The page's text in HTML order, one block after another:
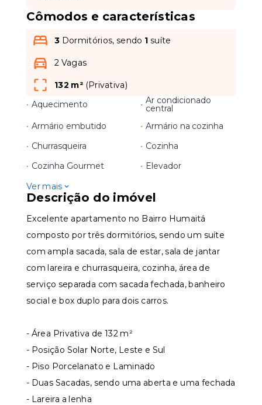
Cômodos e características
3 Dormitórios, sendo 1 suíte
2 Vagas
132 m² (Privativa)
• Aquecimento • Ar condicionado
central
• Armário embutido • Armário na cozinha
• Churrasqueira • Cozinha
• Cozinha Gourmet • Elevador
Ver mais
Descrição do imóvel
Excelente apartamento no Bairro Humaitá
composto por três dormitórios, sendo um suíte
com ampla sacada, sala de estar, sala de jantar
com lareira e churrasqueira, cozinha, área de
serviço separada com sacada fechada, banheiro
social e box duplo para dois carros.
- Área Privativa de 132 m²
- Posição Solar Norte, Leste e Sul
- Piso Porcelanato e Laminado
- Duas Sacadas, sendo uma aberta e uma fechada
- Lareira a lenha